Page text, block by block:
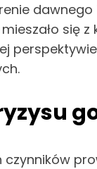
się